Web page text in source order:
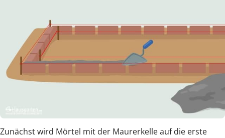
Zunächst wird Mörtel mit der Maurerkelle auf die erste